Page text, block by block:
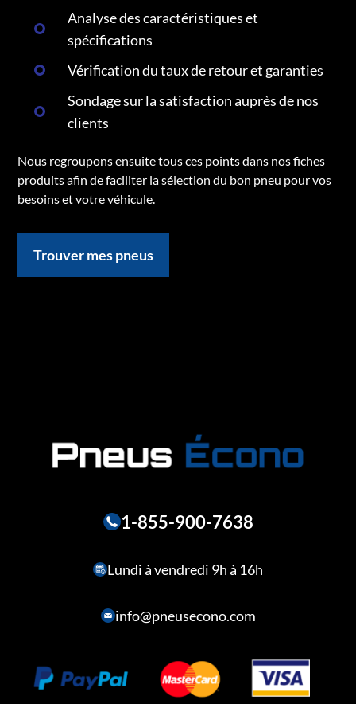
Analyse des caractéristiques et
spécifications
Vérification du taux de retour et garanties
Sondage sur la satisfaction auprès de nos
clients
Nous regroupons ensuite tous ces points dans nos fiches
produits afin de faciliter la sélection du bon pneu pour vos
besoins et votre véhicule.
Trouver mes pneus
1-855-900-7638
Lundi à vendredi 9h à 16h
info@pneusecono.com